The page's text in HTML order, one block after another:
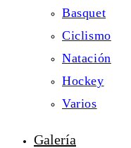
Basquet
Ciclismo
Natación
Hockey
Varios
Galería